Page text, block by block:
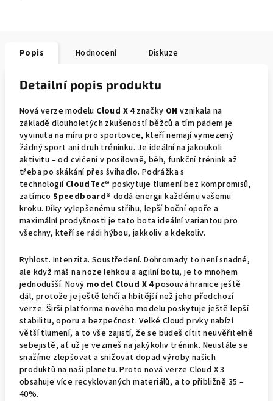
Popis Hodnocení Diskuze
Detailní popis produktu
Nová verze modelu Cloud X 4značky ON vznikala na
základě dlouholetých zkušeností běžců a tím pádem je
vyvinuta na míru pro sportovce, kteří nemají vymezený
žádný sport ani druh tréninku. Je ideální na jakoukoli
aktivitu – od cvičení v posilovně, běh, funkční trénink až
třeba po skákání přes švihadlo. Podrážka s
technologií CloudTec® poskytuje tlumení bez kompromisů,
zatímcoSpeedboard® dodá energii každému vašemu
kroku. Díky vylepšenému střihu, lepší boční opoře a
maximální prodyšnosti je tato bota ideální variantou pro
všechny, kteří se rádi hýbou, jakkoliv a kdekoliv.
Ryhlost. Intenzita. Soustředení. Dohromady to není snadné,
ale když máš na noze lehkou a agilní botu, je to mnohem
jednodušší. Nový model Cloud X 4posouvá hranice ještě
dál, protože je ještě lehčí a hbitější než jeho předchozí
verze. Širší platforma nového modelu poskytuje ještě lepší
stabilitu, oporu a bezpečnost. Velké Cloud prvky nabízí
větší tlumení, a to vše zajistí, že se budeš cítit neuvěřitelně
sebejistě, ať už je vezmeš na jakýkoliv trénink. Neustále se
snažíme zlepšovat a snižovat dopad výroby našich
produktů na naši planetu. Proto nová verze Cloud X 3
obsahuje více recyklovaných materiálů, a to přibližně 35 –
40%.